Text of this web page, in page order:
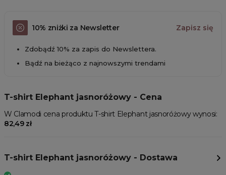
10% zniżki za Newsletter Zapisz się
Zdobądź 10% za zapis do Newslettera.
Bądź na bieżąco z najnowszymi trendami
T-shirt Elephant jasnoróżowy - Cena
W Clamodi cena produktu T-shirt Elephant jasnoróżowy wynosi:
82,49 zł
T-shirt Elephant jasnoróżowy - Dostawa